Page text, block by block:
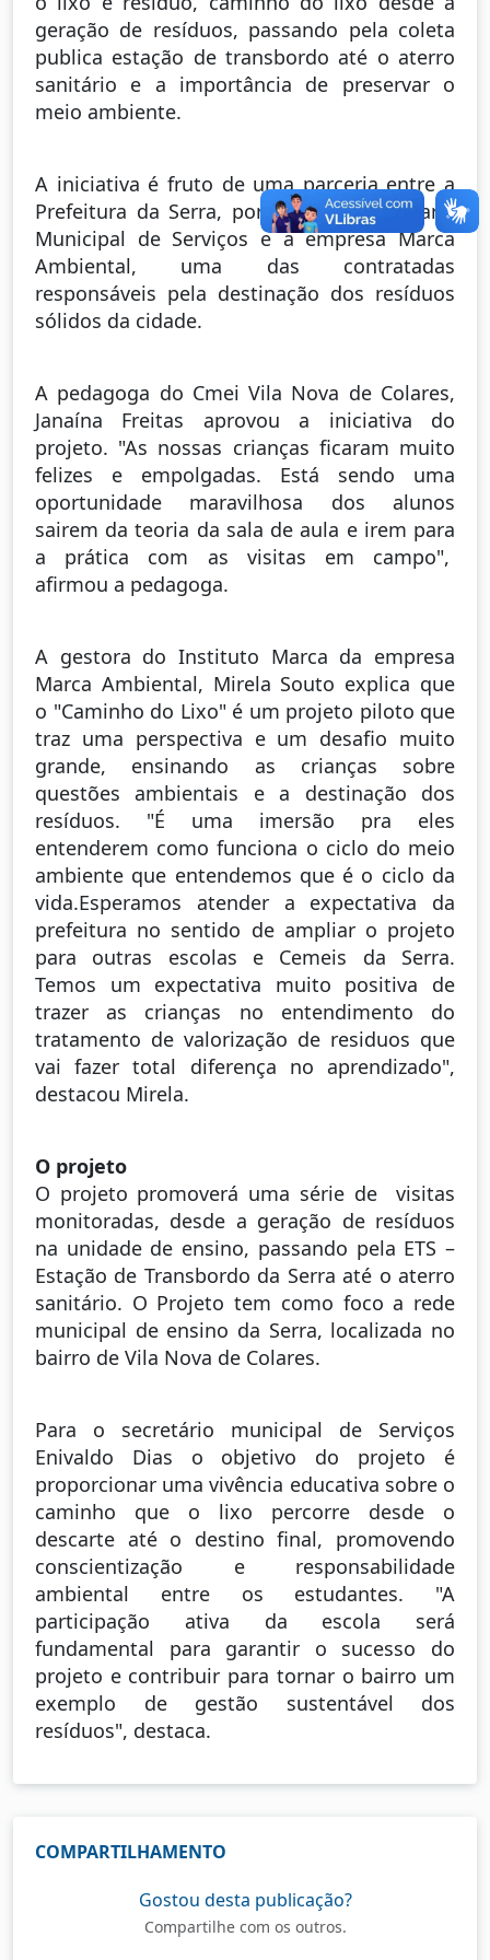
geração de resíduos, passando pela coleta
publica estação de transbordo até o aterro
sanitário e a importância de preservar o
meio ambiente.
A iniciativa é fruto de uma parceria entre a
Prefeitura da Serra, por meio da Secretaria
Municipal de Serviços e a empresa Marca
Ambiental, uma das contratadas
responsáveis pela destinação dos resíduos
sólidos da cidade.
A pedagoga do Cmei Vila Nova de Colares,
Janaína Freitas aprovou a iniciativa do
projeto. "As nossas crianças ficaram muito
felizes e empolgadas. Está sendo uma
oportunidade maravilhosa dos alunos
sairem da teoria da sala de aula e irem para
a prática com as visitas em campo",
afirmou a pedagoga.
A gestora do Instituto Marca da empresa
Marca Ambiental, Mirela Souto explica que
o "Caminho do Lixo" é um projeto piloto que
traz uma perspectiva e um desafio muito
grande, ensinando as crianças sobre
questões ambientais e a destinação dos
resíduos. "É uma imersão pra eles
entenderem como funciona o ciclo do meio
ambiente que entendemos que é o ciclo da
vida.Esperamos atender a expectativa da
prefeitura no sentido de ampliar o projeto
para outras escolas e Cemeis da Serra.
Temos um expectativa muito positiva de
trazer as crianças no entendimento do
tratamento de valorização de residuos que
vai fazer total diferença no aprendizado",
destacou Mirela.
O projeto
O projeto promoverá uma série de visitas
monitoradas, desde a geração de resíduos
na unidade de ensino, passando pela ETS –
Estação de Transbordo da Serra até o aterro
sanitário. O Projeto tem como foco a rede
municipal de ensino da Serra, localizada no
bairro de Vila Nova de Colares.
Para o secretário municipal de Serviços
Enivaldo Dias o objetivo do projeto é
proporcionar uma vivência educativa sobre o
caminho que o lixo percorre desde o
descarte até o destino final, promovendo
conscientização e responsabilidade
ambiental entre os estudantes. "A
participação ativa da escola será
fundamental para garantir o sucesso do
projeto e contribuir para tornar o bairro um
exemplo de gestão sustentável dos
resíduos", destaca.
COMPARTILHAMENTO
Gostou desta publicação?
Compartilhe com os outros.